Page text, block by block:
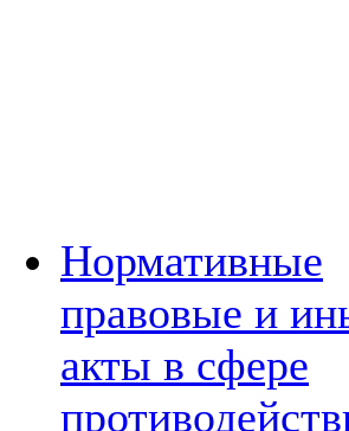
Нормативные
правовые и
акты в сфере